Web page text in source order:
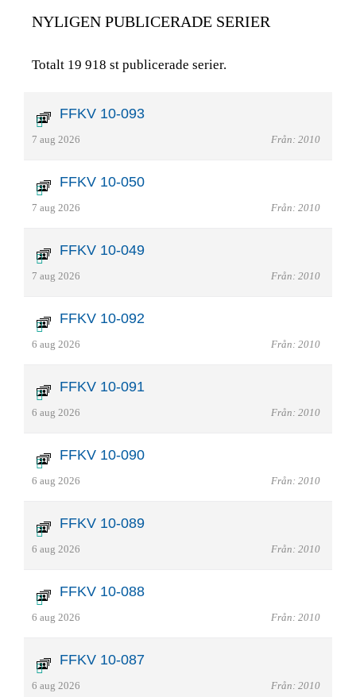
NYLIGEN PUBLICERADE SERIER
Totalt 19 918 st publicerade serier.
FFKV 10-093
7 aug 2026 Från: 2010
FFKV 10-050
7 aug 2026 Från: 2010
FFKV 10-049
7 aug 2026 Från: 2010
FFKV 10-092
6 aug 2026 Från: 2010
FFKV 10-091
6 aug 2026 Från: 2010
FFKV 10-090
6 aug 2026 Från: 2010
FFKV 10-089
6 aug 2026 Från: 2010
FFKV 10-088
6 aug 2026 Från: 2010
FFKV 10-087
6 aug 2026 Från: 2010